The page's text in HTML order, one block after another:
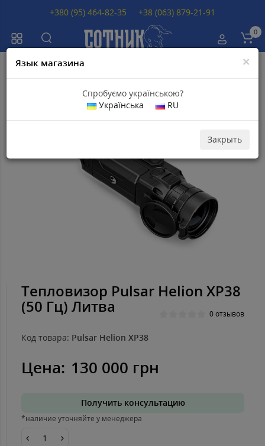
0
×
Язык магазина
Спробуємо українською?
Українська
RU
Закрыть
Популярный
Тепловизор Pulsar Helion XP38
(50 Гц) Литва 0 отзывов
Код товара: Pulsar Helion XP38
Цена: 130 000 грн
Получить консультацию
*наличие уточняйте у менеджера
+380 (95) 464-82-35 +38 (063) 879-21-91